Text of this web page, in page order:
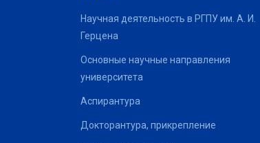
Научная деятельность в РГПУ им. А. И.
Герцена
Основные научные направления
университета
Аспирантура
Докторантура, прикрепление